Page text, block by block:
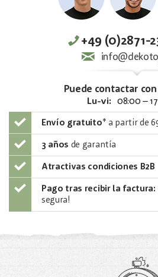
+49 (0)2871-
Puede contactar
Lu-vi: 08:00 –
Envío gratuito* a partir de
3 años de garantía
Atractivas condiciones B2B
Pago tras recibir la factura:
segura!